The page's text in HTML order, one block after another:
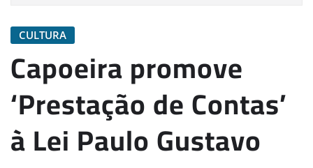
CULTURA
Capoeira promove
‘Prestação de Contas’
à Lei Paulo Gustavo